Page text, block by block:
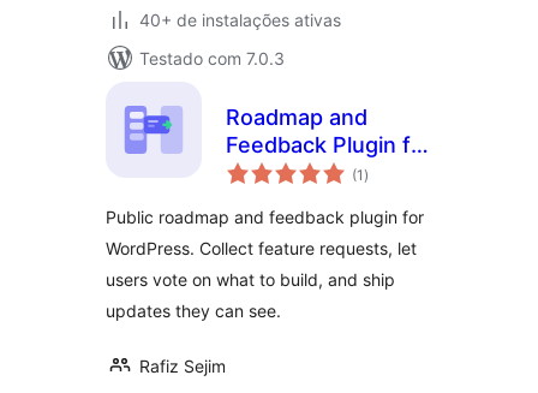
40+ de instalações ativas
Testado com 7.0.3
Roadmap and
Feedback Plugin for
WordPress –(1 total
de
)
Public roadmap and feedback plugin for
WordPress. Collect feature requests, let
users vote on what to build, and ship
updates they can see.
Rafiz Sejim